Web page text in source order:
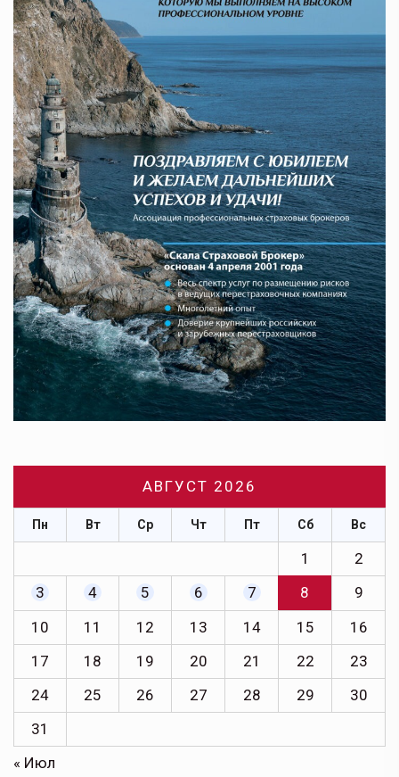
АВГУСТ 2026
Пн Вт Ср Чт Пт Сб Вс
1
2
3
4 5 6 7 8
9
10
11 12 13 14 15
16
17
18 19 20 21 22
23
24
25 26 27 28 29
30
31
« Июл